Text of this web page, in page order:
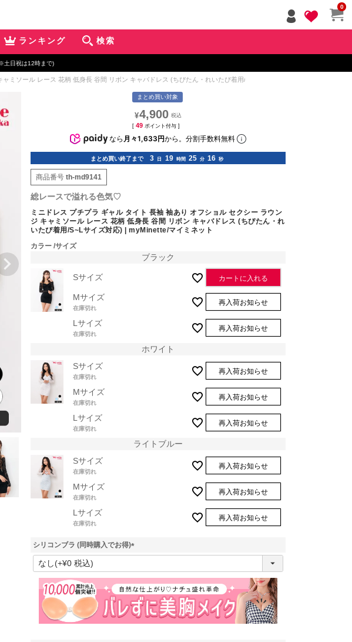
0
ランキング 検索
土日祝は12時まで)
ミソール レース 花柄 低身長 谷間 リボン キャバドレス (ちぴたん・れいたぴ着用/S~Lサイズ対応) | myMinette/マイミ
まとめ買い対象
¥4,900
[ 49 ポイント付与 ]
なら 月々1,633円から。分割手数料無料
まとめ買い終了まで 3 日 19 時間 25 分 14 秒
商品番号 th-md9141
総レースで溢れる色気♡
ミニドレス プチプラ ギャル タイト 長袖 袖あり オフショル セクシー ラウン
ジ キャミソール レース 花柄 低身長 谷間 リボン キャバドレス (ちぴたん・れ
いたぴ着用/S~Lサイズ対応) | myMinette/マイミネット
カラー サイズ
ブラック
Sサイズ カートに入れる
Mサイズ
在庫切れ
再入荷お知らせ
Lサイズ
在庫切れ
再入荷お知らせ
ホワイト
Sサイズ
在庫切れ
再入荷お知らせ
Mサイズ
在庫切れ
再入荷お知らせ
Lサイズ
在庫切れ
再入荷お知らせ
ライトブルー
Sサイズ
在庫切れ
再入荷お知らせ
Mサイズ
在庫切れ
再入荷お知らせ
Lサイズ
在庫切れ
再入荷お知らせ
シリコンブラ (同時購入でお得)
(
須
)
ジト
ップ